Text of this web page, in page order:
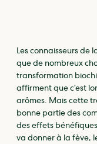
Les connaisseurs de
que de nombreux
transformation
affirment que c’est
arômes. Mais cette
bonne partie des
des effets
va donner à la fève,